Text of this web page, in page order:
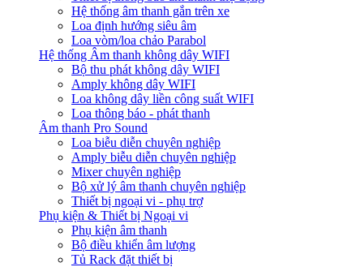
Hệ thống âm thanh gắn trên xe
Loa định hướng siêu âm
Loa vòm/loa chảo Parabol
Hệ thống Âm thanh không dây WIFI
Bộ thu phát không dây WIFI
Amply không dây WIFI
Loa không dây liền công suất WIFI
Loa thông báo - phát thanh
Âm thanh Pro Sound
Loa biễu diễn chuyên nghiệp
Amply biễu diễn chuyên nghiệp
Mixer chuyên nghiệp
Bộ xử lý âm thanh chuyên nghiệp
Thiết bị ngoại vi - phụ trợ
Phụ kiện & Thiết bị Ngoại vi
Phụ kiện âm thanh
Bộ điều khiển âm lượng
Tủ Rack đặt thiết bị